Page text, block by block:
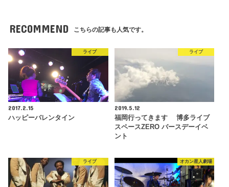
RECOMMEND こちらの記事も人気です。
ライブ
2017.2.15
ハッピーバレンタイン
ライブ
2019.5.12
福岡行ってきます 博多ライブ
スペースZERO バースデーイベ
ント
ライブ オカン星人劇場